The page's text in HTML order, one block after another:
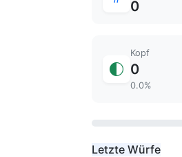
0
Kopf
0
0.0%
Letzte Würfe